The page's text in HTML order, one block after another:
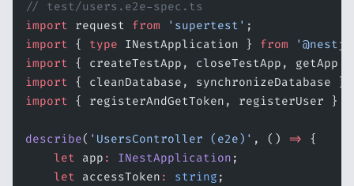
// test/users.e2e-spec.ts
import request from 'supertest' ;
import { type INestApplication } from
import { createTestApp, closeTestApp, getApp
import { cleanDatabase, synchronizeDatabase }
import { registerAndGetToken, registerUser }
describe( 'UsersController (e2e)' , () =>
{
    let
app : INestApplication ;
    let
accessToken : string ;